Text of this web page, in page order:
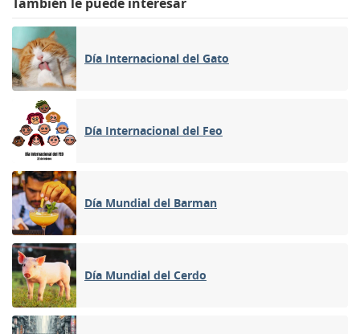
Día Internacional del Gato
Día Internacional del Feo
Día Mundial del Barman
Día Mundial del Cerdo